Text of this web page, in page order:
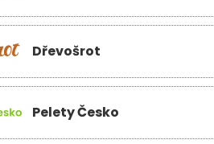
Dřevošrot
Pelety Česko